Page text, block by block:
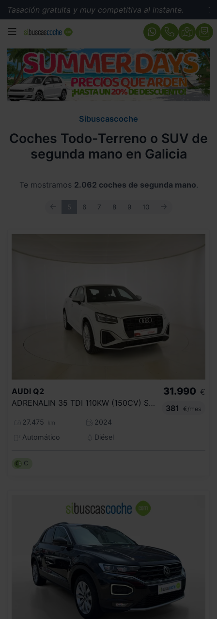
gratuita y muy competitiva al instante. Tasación
MENÚ
Sibuscascoche
Coches Todo-Terreno o SUV de
segunda mano en Galicia
Te mostramos 2.062 coches de segunda mano.
ANTERIOR
5 6 7 8 9 10 SIGUIENTE
AUDI Q2
ADRENALIN 35 TDI 110KW (150CV) S TRONIC
27.475 km
2024
Automático
Diésel
31.990 €
381
€/mes
C